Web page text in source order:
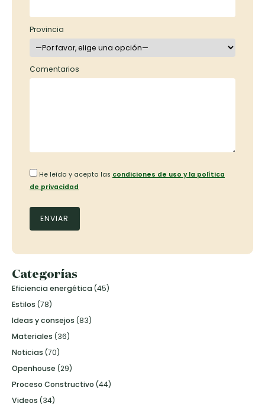
Provincia
Comentarios
He leído y acepto las condiciones de uso y la política
de privacidad
Categorías
Eficiencia energética(45)
Estilos (78)
Ideas y consejos (83)
Materiales (36)
Noticias (70)
Openhouse (29)
Proceso Constructivo (44)
Videos (34)